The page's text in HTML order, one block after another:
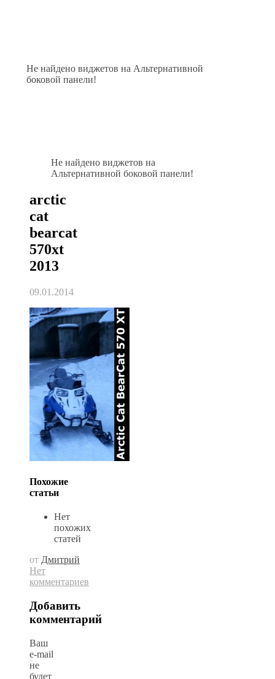
Не найдено виджетов на Альтернативной
боковой панели!
Не найдено виджетов на
Альтернативной боковой панели!
arctic
cat
bearcat
570xt
2013
09.01.2014
Похожие
статьи
Нет
похожих
статей
от Дмитрий
Нет
комментариев
Добавить
комментарий
Ваш
e-mail
не
будет